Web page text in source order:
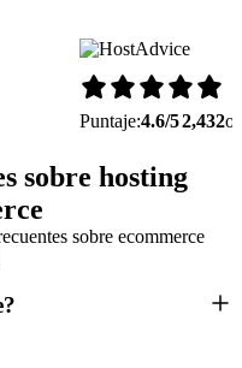
Puntaje:4.6/52,432
sobre hosting
sobre ecommerce